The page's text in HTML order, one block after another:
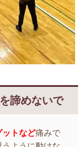
諦めないで
ットなど痛みで